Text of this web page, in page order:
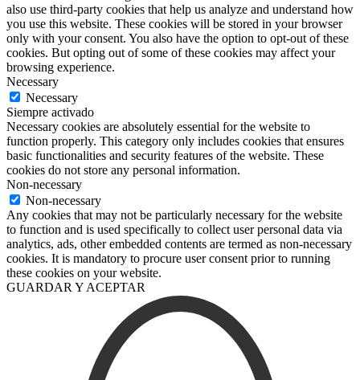
also use third-party cookies that help us analyze and understand how
you use this website. These cookies will be stored in your browser
only with your consent. You also have the option to opt-out of these
cookies. But opting out of some of these cookies may affect your
browsing experience.
Necessary
Necessary
Siempre activado
Necessary cookies are absolutely essential for the website to
function properly. This category only includes cookies that ensures
basic functionalities and security features of the website. These
cookies do not store any personal information.
Non-necessary
Non-necessary
Any cookies that may not be particularly necessary for the website
to function and is used specifically to collect user personal data via
analytics, ads, other embedded contents are termed as non-necessary
cookies. It is mandatory to procure user consent prior to running
these cookies on your website.
GUARDAR Y ACEPTAR